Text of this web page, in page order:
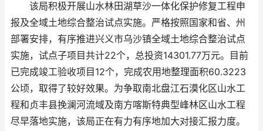
该局积极开展山水林田湖草沙一体化保护修复工程申
报及全域土地综合整治试点实施。严格按照国家和省、州
部署安排，有序推进兴义市乌沙镇全域土地综合整治试点
实施，试点子项目共计22个，总投资14301.77万元。目前
已完成竣工验收项目12个，完成农用地整理面积60.3223
公顷，取得了较好效果。为争取南北盘江石漠化区山水工
程和贞丰县挽澜河流域及南方喀斯特典型峰林区山水工程
尽早落地实施，该局正在有力有序地加大对接汇报力度。